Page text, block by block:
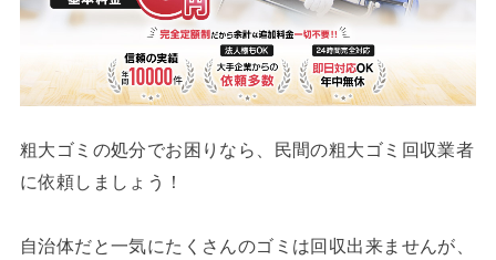
粗大ゴミの処分でお困りなら、民間の粗大ゴミ回収業者
に依頼しましょう！
自治体だと一気にたくさんのゴミは回収出来ませんが、